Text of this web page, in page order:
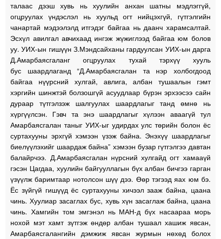
талаас дээш хувь нь хуулийн анхан шатны мэдлэггүй,
огцруулах үндэслэл нь хуульд огт нийцэхгүй, гүтгэлгийн
чанартай мэдээлэлд итгэдэг байгаа нь даанч харамсалтай.
Эсхүл авилгал авчихаад ингэж жүжиглээд байгаа юм болов
уу. УИХ-ын гишүүн З.Мэндсайханы гардуулсан УИХ-ын дарга
Д.Амарбаясгаланг огцруулах тухай тэрхүү хууль
бус шаардлаганд “Д.Амарбаясгалан та нэр холбогдоод
байгаа нүүрсний хулгай, авлига, албан тушаалын гэмт
хэргийн шинжтэй болзошгүй асуудлаар бүрэн эрхээсээ сайн
дураар түтгэлзэж шалгуулах шаардлагыг танд өмнө нь
хүргүүлсэн. Гэвч та энэ шаардлагыг хүлээн аваагүй тул
Амарбаясгалан таныг УИХ-ыг удирдах улс төрийн болон ёс
суртахууны эрхгүй хэмээн үзэж байна. Энэхүү шаардлагыг
биелүүлэхийг шаардаж байна” хэмээн бузар гүтгэлгээ давтан
балайрчээ. Д.Амарбаясгалан нүрсний хулгайд огт хамааүй
гэсэн Цагдаа, хуулийн байгууллагын бүх албан бичгээ гарган
үзүүлж баримтаар нотолсон шүү дээ. Өөр тэгээд яах юм бэ.
Ёс зүйгүй гишүүд ёс суртахууны хичээл зааж байна, цаана
чинь. Хуулиар засаглах бус, хувь хүн засаглаж байна, цаана
чинь. Хамгийн том эмгэнэл нь МАН-д бүх насаараа морь
нохой мэт хамт зүтгэж өндөр албан тушаал хашиж явсан,
Амарбаясгалангийн дэмжиж явсан журмын нөхөд болох